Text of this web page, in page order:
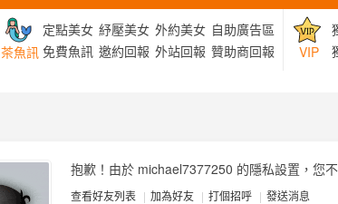
茶魚訊
定點美女 紓壓美女 外約美女 自助廣告區
免費魚訊 邀約回報 外站回報 贊助商回報 VIP
抱歉！由於 michael7377250 的隱私設置，您
查看好友列表 | 加為好友 | 打個招呼 | 發送消息